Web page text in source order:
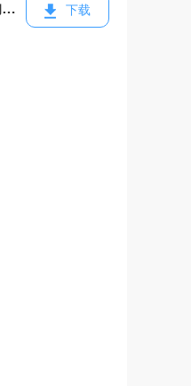
宝宝巴士奇妙的职业 下载